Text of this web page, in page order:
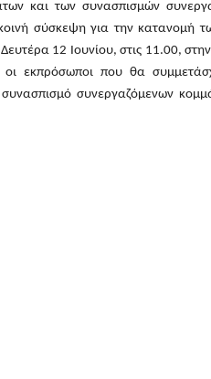
και των συνασπισμών
σύσκεψη για την κατανομή
12 Ιουνίου, στις 11.00,
οι εκπρόσωποι που θα
συνεργαζόμενων